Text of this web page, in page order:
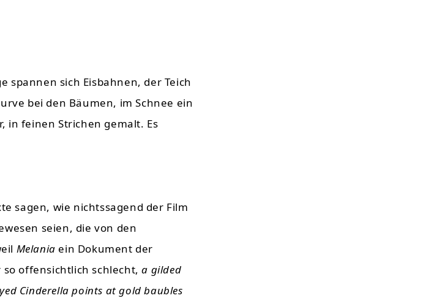
spannen sich Eisbahnen, der Teich
bei den Bäumen, im Schnee ein
in feinen Strichen gemalt. Es
sagen, wie nichtssagend der Film
seien, die von den
Melania ein Dokument der
so offensichtlich schlecht,a gilded
Cinderella points at gold baubles